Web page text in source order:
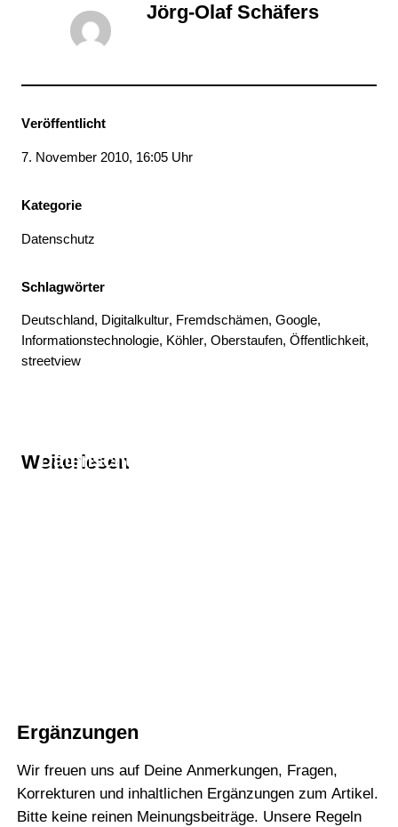
Jörg-Olaf Schäfers
Veröffentlicht
7. November 2010, 16:05 Uhr
Kategorie
Datenschutz
Schlagwörter
Deutschland, Digitalkultur, Fremdschämen, Google
Informationstechnologie, Köhler, Oberstaufen, Öffentlichkeit
streetview
Weiterlesen
Datenschutz
Ergänzungen
Wir freuen uns auf Deine Anmerkungen, Fragen,
Korrekturen und inhaltlichen Ergänzungen zum Artikel.
Bitte keine reinen Meinungsbeiträge. Unsere Regeln